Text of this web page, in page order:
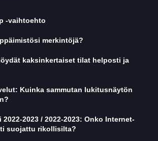
-vaihtoehto
merkintöjä?
kaksinkertaiset tilat helposti ja
Kuinka sammutan lukitusnäytön
2023 / 2022-2023: Onko Internet-
suojattu rikollisilta?